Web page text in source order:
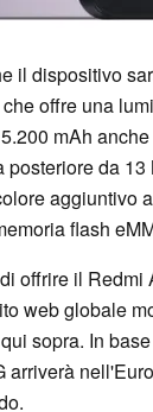
il dispositivo
offre una
mAh
posteriore da
aggiuntivo
flash
offrire il
web globale
sopra. In